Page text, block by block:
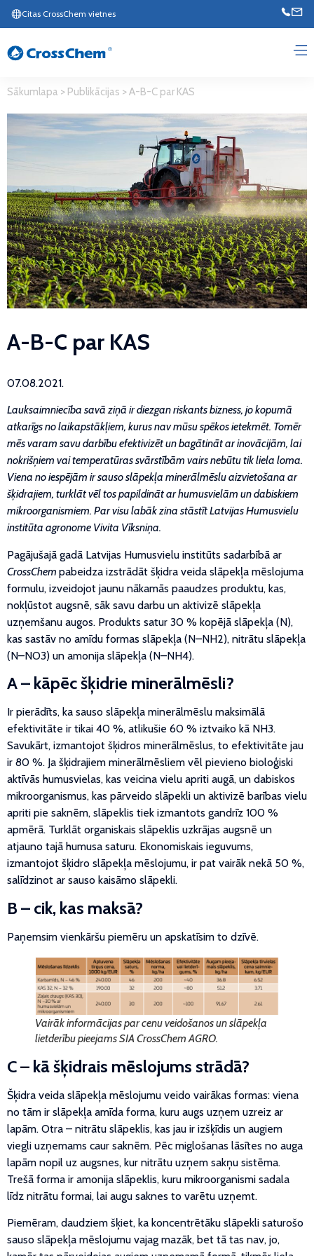
Citas CrossChem vietnes
Sākumlapa > Publikācijas >A-B-C par KAS
A-B-C par KAS
07.08.2021.
Lauksaimniecība savā ziņā ir diezgan riskants bizness, jo kopumā
atkarīgs no laikapstākļiem, kurus nav mūsu spēkos ietekmēt. Tomēr
mēs varam savu darbību efektivizēt un bagātināt ar inovācijām, lai
nokrišņiem vai temperatūras svārstībām vairs nebūtu tik liela loma.
Viena no iespējām ir sauso slāpekļa minerālmēslu aizvietošana ar
šķidrajiem, turklāt vēl tos papildināt ar humusvielām un dabiskiem
mikroorganismiem. Par visu labāk zina stāstīt Latvijas Humusvielu
institūta agronome Vivita Vīksniņa.
Pagājušajā gadā Latvijas Humusvielu institūts sadarbībā ar
CrossChem pabeidza izstrādāt šķidra veida slāpekļa mēslojuma
formulu, izveidojot jaunu nākamās paaudzes produktu, kas,
nokļūstot augsnē, sāk savu darbu un aktivizē slāpekļa
uzņemšanu augos. Produkts satur 30 % kopējā slāpekļa (N),
kas sastāv no amīdu formas slāpekļa (N–NH2), nitrātu slāpekļa
(N–NO3) un amonija slāpekļa (N–NH4).
A – kāpēc šķidrie minerālmēsli?
Ir pierādīts, ka sauso slāpekļa minerālmēslu maksimālā
efektivitāte ir tikai 40 %, atlikušie 60 % iztvaiko kā NH3.
Savukārt, izmantojot šķidros minerālmēslus, to efektivitāte jau
ir 80 %. Ja šķidrajiem minerālmēsliem vēl pievieno bioloģiski
aktīvās humusvielas, kas veicina vielu apriti augā, un dabiskos
mikroorganismus, kas pārveido slāpekli un aktivizē barības vielu
apriti pie saknēm, slāpeklis tiek izmantots gandrīz 100 %
apmērā. Turklāt organiskais slāpeklis uzkrājas augsnē un
atjauno tajā humusa saturu. Ekonomiskais ieguvums,
izmantojot šķidro slāpekļa mēslojumu, ir pat vairāk nekā 50 %,
salīdzinot ar sauso kaisāmo slāpekli.
B – cik, kas maksā?
Paņemsim vienkāršu piemēru un apskatīsim to dzīvē.
Vairāk informācijas par cenu veidošanos un slāpekļa
lietderību pieejams SIA CrossChem AGRO.
C – kā šķidrais mēslojums strādā?
Šķidra veida slāpekļa mēslojumu veido vairākas formas: viena
no tām ir slāpekļa amīda forma, kuru augs uzņem uzreiz ar
lapām. Otra – nitrātu slāpeklis, kas jau ir izšķīdis un augiem
viegli uzņemams caur saknēm. Pēc miglošanas lāsītes no auga
lapām nopil uz augsnes, kur nitrātu uzņem sakņu sistēma.
Trešā forma ir amonija slāpeklis, kuru mikroorganismi sadala
līdz nitrātu formai, lai augu saknes to varētu uzņemt.
Piemēram, daudziem šķiet, ka koncentrētāku slāpekli saturošo
sauso slāpekļa mēslojumu vajag mazāk, bet tā tas nav, jo,